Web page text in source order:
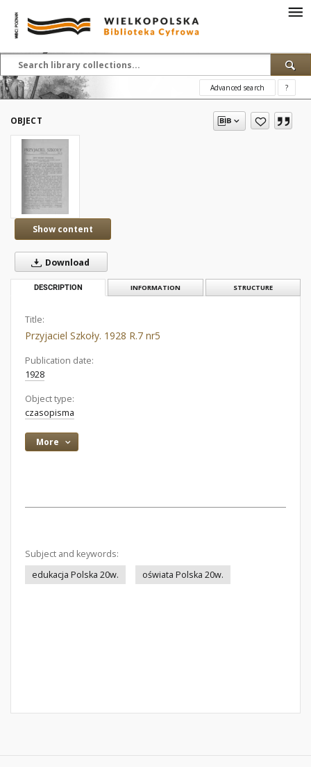
Advanced search ?
OBJECT
Show content
Download
DESCRIPTION INFORMATION STRUCTURE
Title:
Przyjaciel Szkoły. 1928 R.7 nr5
Publication date:
1928
Object type:
czasopisma
More
Subject and keywords:
edukacja Polska 20w.
oświata Polska 20w.